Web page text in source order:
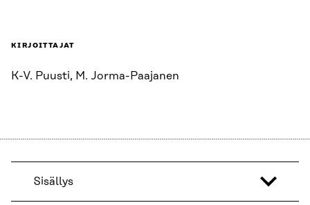
KIRJOITTAJAT
K-V. Puusti, M. Jorma-Paajanen
Sisällys